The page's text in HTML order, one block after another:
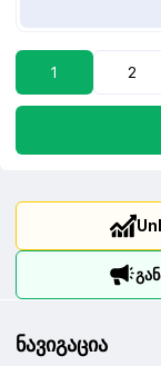
1 2
ნავიგაცია